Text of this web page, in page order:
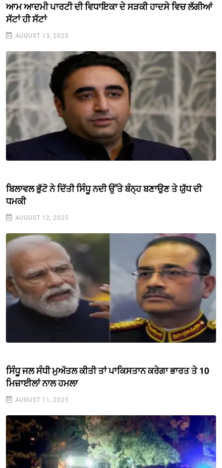
ਆਮ ਆਦਮੀ ਪਾਰਟੀ ਦੀ ਵਿਧਾਇਕਾ ਦੇ ਸੜਕੀ ਹਾਦਸੇ ਵਿਚ ਲੱਗੀਆਂ
ਸੱਟਾਂ ਹੀ ਸੱਟਾਂ
AUGUST 13, 2025
ਬਿਲਾਵਲ ਭੁੱਟੋ ਨੇ ਦਿੱਤੀ ਸਿੰਧੂ ਨਦੀ ਉੱਤੇ ਬੰਨ੍ਹ ਬਣਾਉਣ ਤੇ ਯੁੱਧ ਦੀ
ਧਮਕੀ
AUGUST 12, 2025
ਸਿੰਧੂ ਜਲ ਸੰਧੀ ਮੁਅੱਤਲ ਕੀਤੀ ਤਾਂ ਪਾਕਿਸਤਾਨ ਕਰੇਗਾ ਭਾਰਤ ਤੇ 10
ਮਿਜ਼ਾਈਲਾਂ ਨਾਲ ਹਮਲਾ
AUGUST 11, 2025